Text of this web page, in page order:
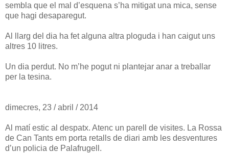
sembla que el mal d’esquena s’ha mitigat una mica, sense
que hagi desaparegut.
Al llarg del dia ha fet alguna altra ploguda i han caigut uns
altres 10 litres.
Un dia perdut. No m’he pogut ni plantejar anar a treballar
per la tesina.
dimecres, 23 / abril / 2014
Al matí estic al despatx. Atenc un parell de visites. La Rossa
de Can Tants em porta retalls de diari amb les desventures
d’un policia de Palafrugell.